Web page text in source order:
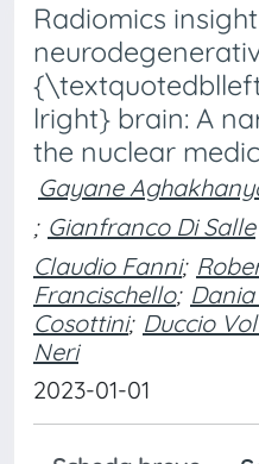
Radiomics
lright} brain: A
the nuclear
Gayane
; Gianfranco Di Salle
Claudio Fanni;
Francischello;
Cosottini; Duccio
Neri
2023-01-01